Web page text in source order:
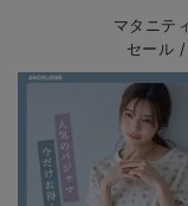
マタニテ
セール